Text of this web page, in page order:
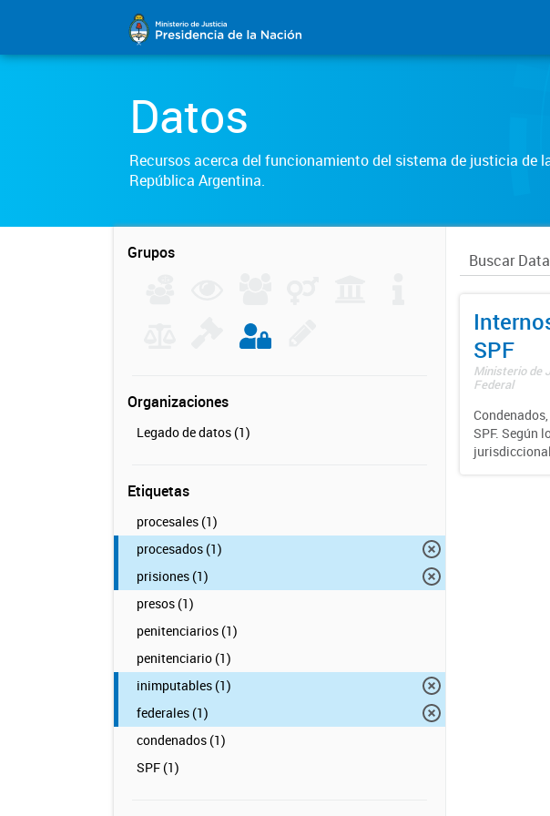
Datos
Recursos acerca del funcionamiento del sistema de justicia de
República Argentina.
Grupos
Organizaciones
Legado de datos (1)
Etiquetas
procesales (1)
procesados (1)
prisiones (1)
presos (1)
penitenciarios (1)
penitenciario (1)
inimputables (1)
federales (1)
condenados (1)
SPF (1)
SPF
Ministerio de
Federal
SPF. Según